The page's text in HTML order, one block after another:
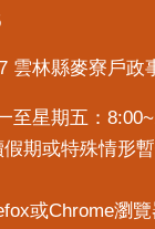
雲林縣麥寮戶政
至星期五：
期或特殊情形
或Chrome瀏